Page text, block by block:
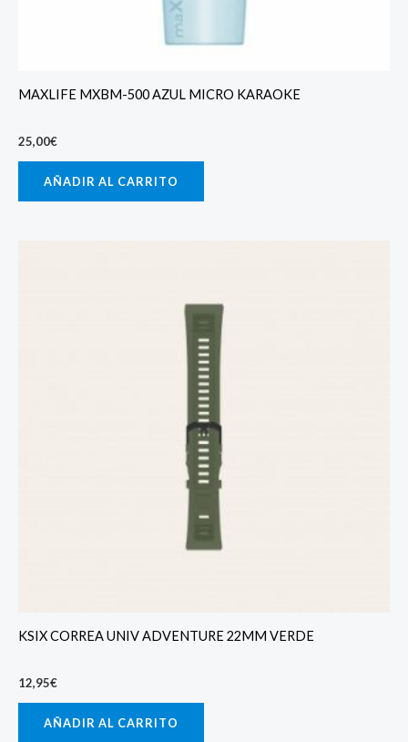
MAXLIFE MXBM-500 AZUL MICRO KARAOKE
25,00€
AÑADIR AL CARRITO
KSIX CORREA UNIV ADVENTURE 22MM VERDE
12,95€
AÑADIR AL CARRITO